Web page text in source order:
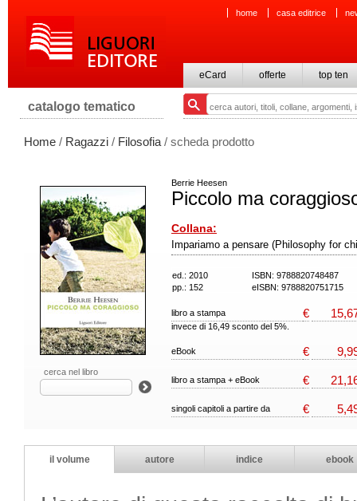
home casa editrice
eCard offerte top ten
catalogo tematico
Home / Ragazzi / Filosofia / scheda prodotto
cerca nel libro
Berrie Heesen
Piccolo ma
Collana:
Impariamo a pensare (Philosophy for
ed.: 2010
ISBN: 9788820748487
pp.: 152
eISBN: 9788820751715
libro a stampa €
invece di 16,49 sconto del 5%.
eBook €
libro a stampa + eBook €
singoli capitoli a partire da €
il volume autore indice ebook